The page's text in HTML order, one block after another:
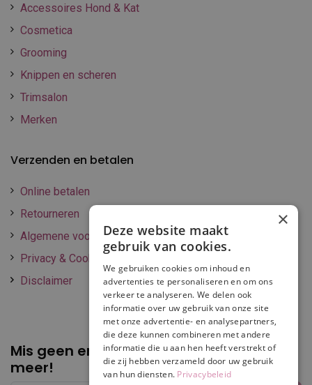
Accessoires Hond & Kat
Cosmetica
Grooming
Knippen en scheren
Trimsalon
Merken
Verzenden en betalen
Online betalen
Retourneren
Algemene voorwaarden
Privacy & Cookie policy
Disclaimer
Mis geen enkelepromotie of korting
meer!
×
Deze website maakt
gebruik van cookies.
We gebruiken cookies om inhoud en
advertenties te personaliseren en om ons
verkeer te analyseren. We delen ook
informatie over uw gebruik van onze site
met onze advertentie- en analysepartners,
die deze kunnen combineren met andere
informatie die u aan hen heeft verstrekt of
die zij hebben verzameld door uw gebruik
van hun diensten. Privacybeleid